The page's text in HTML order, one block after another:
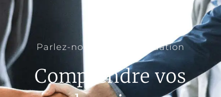
Parlez-nous de votre situation
Comprendre vos